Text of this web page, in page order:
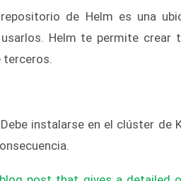
de Helm es una
Helm te permite crear
terceros.
instalarse en el clúster de